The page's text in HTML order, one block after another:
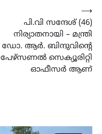
പി.വി സന്ദേശ് (46)
നിര്യാതനായി – മന്ത്രി
ഡോ. ആർ. ബിന്ദുവിൻ്റെ
പേഴ്സണൽ സെക്യൂരിറ്റി
ഓഫീസർ ആണ്
⟶